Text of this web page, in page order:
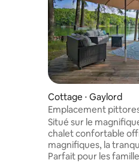
Cottage ⋅ Gaylord
Emplacement
près de la ville avec
équipements de
Situé sur le
chalet confortable
magnifiques, la
Parfait pour les